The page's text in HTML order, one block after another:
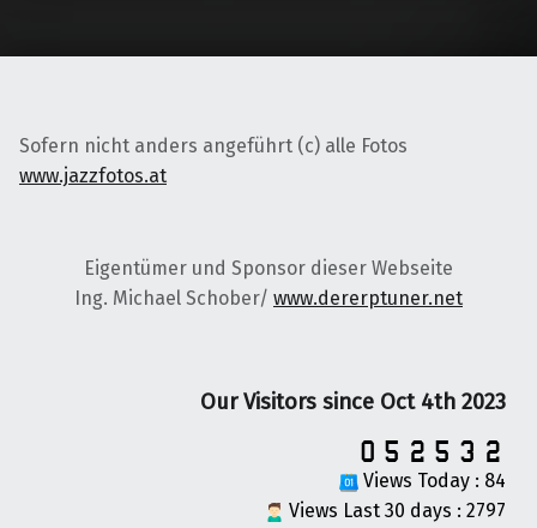
Sofern nicht anders angeführt (c) alle Fotos
www.jazzfotos.at
Eigentümer und Sponsor dieser Webseite
Ing. Michael Schober/ www.dererptuner.net
Our Visitors since Oct 4th 2023
Views Today : 84
Views Last 30 days : 2797